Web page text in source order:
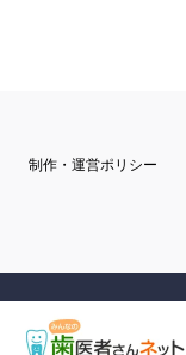
制作・運営ポリシー